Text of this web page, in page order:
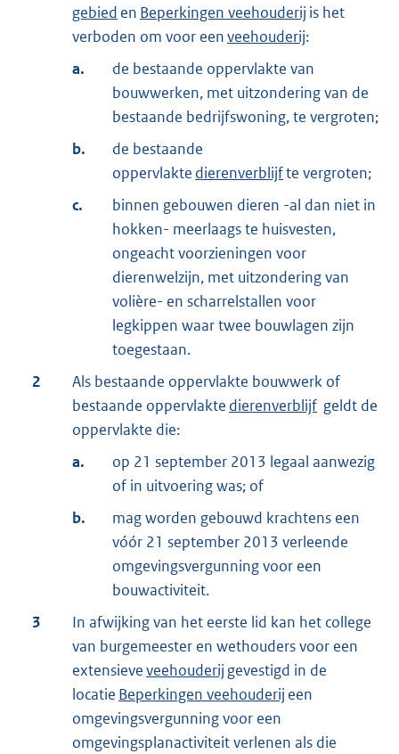
gebied en Beperkingen veehouderij is het
verboden om voor eenveehouderij:
a.
de bestaande oppervlakte van
bouwwerken, met uitzondering van de
bestaande bedrijfswoning, te vergroten;
b.
de bestaande
oppervlakte dierenverblijfte vergroten;
c.
binnen gebouwen dieren -al dan niet in
hokken- meerlaags te huisvesten,
ongeacht voorzieningen voor
dierenwelzijn, met uitzondering van
volière- en scharrelstallen voor
legkippen waar twee bouwlagen zijn
toegestaan.
2
Als bestaande oppervlakte bouwwerk of
bestaande oppervlakte dierenverblijf geldt de
oppervlakte die:
a.
op 21 september 2013 legaal aanwezig
of in uitvoering was; of
b.
mag worden gebouwd krachtens een
vóór 21 september 2013 verleende
omgevingsvergunning voor een
bouwactiviteit.
3
In afwijking van het eerste lid kan het college
van burgemeester en wethouders voor een
extensieveveehouderij gevestigd in de
locatie Beperkingen veehouderij een
omgevingsvergunning voor een
omgevingsplanactiviteit verlenen als die